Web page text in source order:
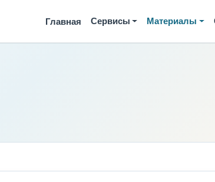
Главная Сервисы Материалы